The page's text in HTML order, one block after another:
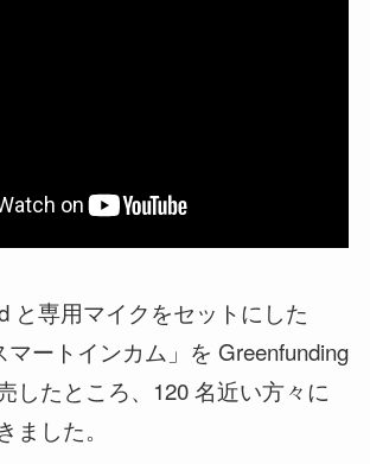
と専用マイクをセットにした
マートインカム」を Greenfunding
したところ、120 名近い方々に
ました。